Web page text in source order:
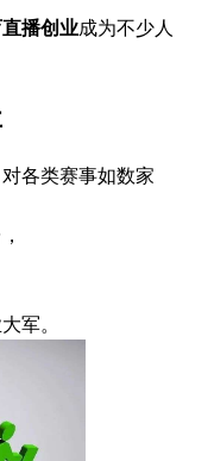
播创业成为不少人
对各类赛事如数家
军。